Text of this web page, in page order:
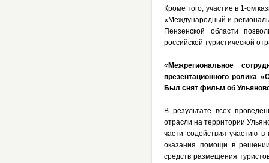
Кроме того, участие в 1-ом
«Международный и
Пензенской области
российской туристической
« Межрегиональное
презентационного ролика
Был снят фильм об
В результате всех
отрасли на территории
части содействия участию
оказания помощи в
средств размещения